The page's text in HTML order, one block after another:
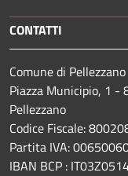
CONTATTI
Comune di Pellezzano
Piazza Municipio, 1 -
Pellezzano
Codice Fiscale:
Partita IVA:
IBAN BCP :